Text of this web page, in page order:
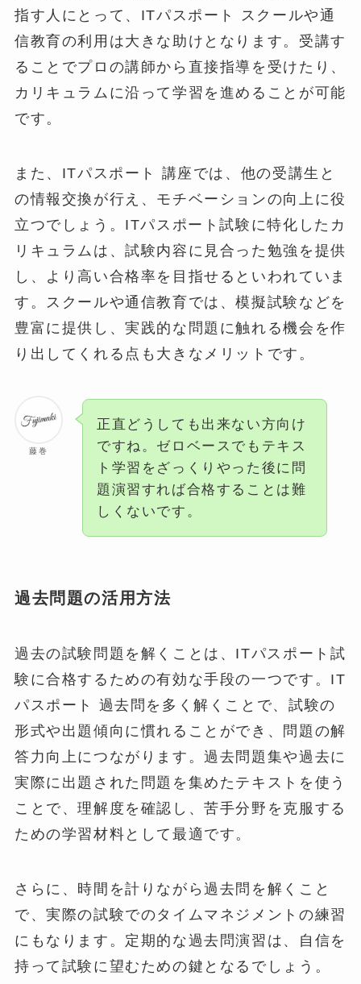
指す人にとって、ITパスポート スクールや通
信教育の利用は大きな助けとなります。受講す
ることでプロの講師から直接指導を受けたり、
カリキュラムに沿って学習を進めることが可能
です。
また、ITパスポート 講座では、他の受講生と
の情報交換が行え、モチベーションの向上に役
立つでしょう。ITパスポート試験に特化したカ
リキュラムは、試験内容に見合った勉強を提供
し、より高い合格率を目指せるといわれていま
す。スクールや通信教育では、模擬試験などを
豊富に提供し、実践的な問題に触れる機会を作
り出してくれる点も大きなメリットです。
藤巻
正直どうしても出来ない方向け
ですね。ゼロベースでもテキス
ト学習をざっくりやった後に問
題演習すれば合格することは難
しくないです。
過去問題の活用方法
過去の試験問題を解くことは、ITパスポート試
験に合格するための有効な手段の一つです。IT
パスポート 過去問を多く解くことで、試験の
形式や出題傾向に慣れることができ、問題の解
答力向上につながります。過去問題集や過去に
実際に出題された問題を集めたテキストを使う
ことで、理解度を確認し、苦手分野を克服する
ための学習材料として最適です。
さらに、時間を計りながら過去問を解くこと
で、実際の試験でのタイムマネジメントの練習
にもなります。定期的な過去問演習は、自信を
持って試験に望むための鍵となるでしょう。